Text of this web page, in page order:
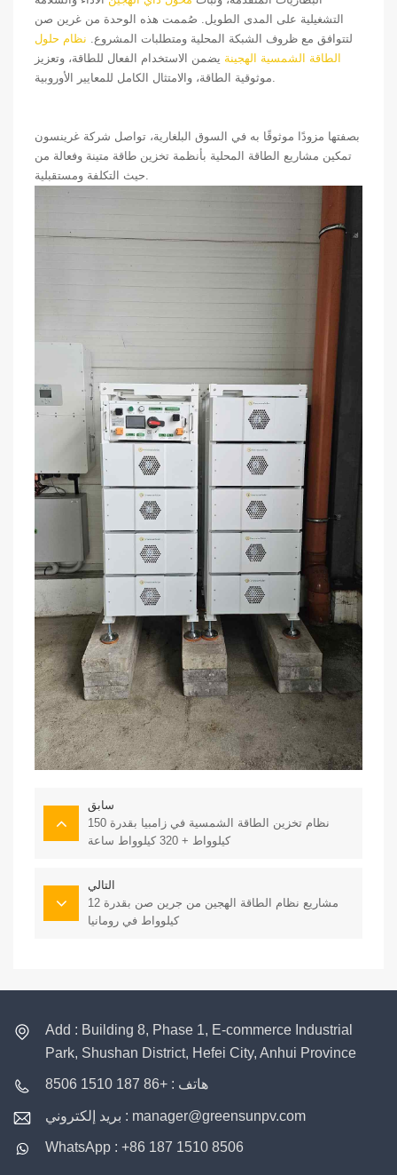
التشغيلية على المدى الطويل. صُممت هذه الوحدة من غرين صن
لتتوافق مع ظروف الشبكة المحلية ومتطلبات المشروع. نظام حلول
الطاقة الشمسية الهجينة يضمن الاستخدام الفعال للطاقة، وتعزيز
موثوقية الطاقة، والامتثال الكامل للمعايير الأوروبية.
بصفتها مزودًا موثوقًا به في السوق البلغارية، تواصل شركة غرينسون
تمكين مشاريع الطاقة المحلية بأنظمة تخزين طاقة متينة وفعالة من
حيث التكلفة ومستقبلية.
سابق
نظام تخزين الطاقة الشمسية في زامبيا بقدرة 150
كيلوواط + 320 كيلوواط ساعة
التالي
مشاريع نظام الطاقة الهجين من جرين صن بقدرة 12
كيلوواط في رومانيا
Add : Building 8, Phase 1, E-commerce Industrial
Park, Shushan District, Hefei City, Anhui Province
هاتف : +86 187 1510 8506
بريد إلكتروني : manager@greensunpv.com
WhatsApp : +86 187 1510 8506